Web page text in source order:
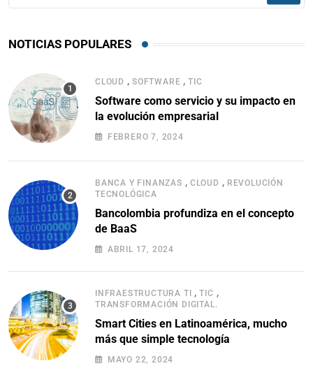
NOTICIAS POPULARES
CLOUD , SOFTWARE ,TIC
Software como servicio y su impacto en
la evolución empresarial
FEBRERO 7, 2024
BANCA Y FINANZAS , CLOUD , REVOLUCIÓN
TECNOLÓGICA
Bancolombia profundiza en el concepto
de BaaS
ABRIL 17, 2024
INFRAESTRUCTURA TI ,TIC ,
TRANSFORMACIÓN DIGITAL.
Smart Cities en Latinoamérica, mucho
más que simple tecnología
MAYO 22, 2024